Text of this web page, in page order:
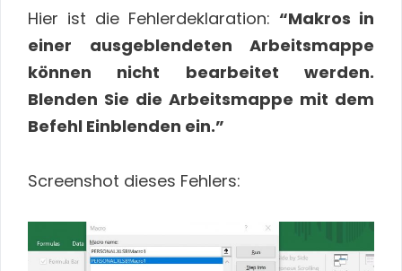
Hier ist die Fehlerdeklaration: “Makros in
einer ausgeblendeten Arbeitsmappe
können nicht bearbeitet werden.
Blenden Sie die Arbeitsmappe mit dem
Befehl Einblenden ein.”
Screenshot dieses Fehlers: